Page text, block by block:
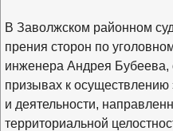
В Заволжском районном
прения сторон по
инженера Андрея Бубеева,
призывах к осуществлению
и деятельности,
территориальной